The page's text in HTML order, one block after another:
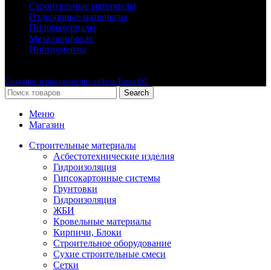
Строительные материалы
Отделочные материалы
Пиломатериалы
Металлопрокат
Инструменты
Создание и продвижение сайтов Parus DG
Search
Меню
Магазин
Строительные материалы
Асбестотехнические изделия
Гидроизоляция
Гипсокартонные системы
Грунтовки
Гидроизоляция
ЖБИ
Кровельные материалы
Кирпичи, Блоки
Строительное оборудование
Сухие строительные смеси
Сетки